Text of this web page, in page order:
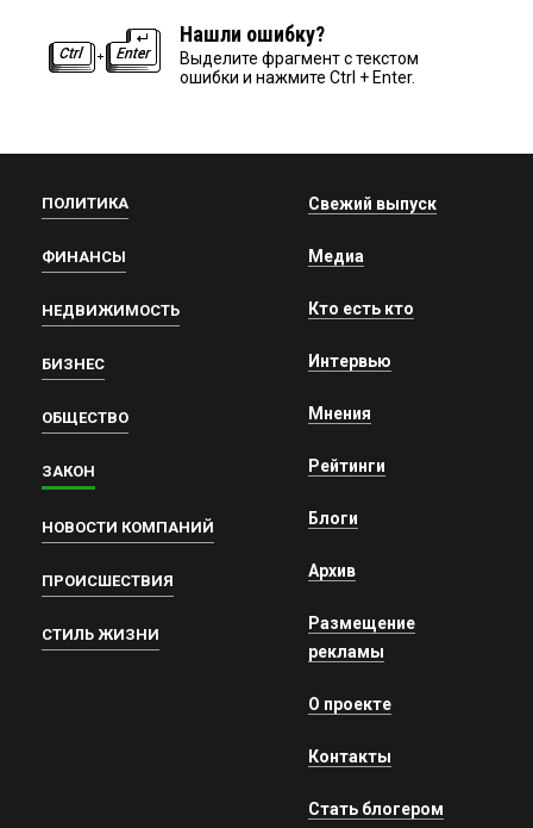
Нашли ошибку?
Выделите фрагмент с текстом
ошибки и нажмите Ctrl + Enter.
ПОЛИТИКА
ФИНАНСЫ
НЕДВИЖИМОСТЬ
БИЗНЕС
ОБЩЕСТВО
ЗАКОН
НОВОСТИ КОМПАНИЙ
ПРОИСШЕСТВИЯ
СТИЛЬ ЖИЗНИ
Свежий выпуск
Медиа
Кто есть кто
Интервью
Мнения
Рейтинги
Блоги
Архив
Размещение
рекламы
О проекте
Контакты
Стать блогером